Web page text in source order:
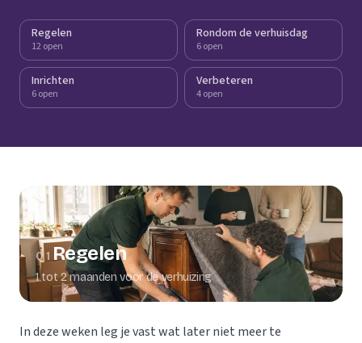
Regelen
12 open
Rondom de verhuisdag
6 open
Inrichten
6 open
Verbeteren
4 open
01 Regelen
1 tot 2 maanden voor de verhuizing
In deze weken leg je vast wat later niet meer te